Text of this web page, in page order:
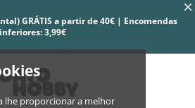
lhe proporcionar a melhor
GRÁTIS a partir de 40€ | Encomendas
inferiores: 3,99€